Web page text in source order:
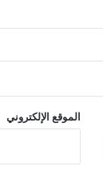
الموقع الإلكتروني